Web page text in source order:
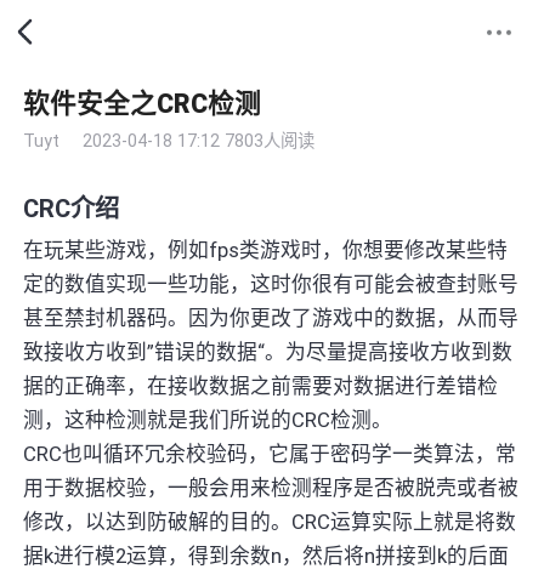
软件安全之CRC检测
Tuyt 2023-04-18 17:12 7803人阅读
CRC介绍
在玩某些游戏，例如fps类游戏时，你想要修改某些特
定的数值实现一些功能，这时你很有可能会被查封账号
甚至禁封机器码。因为你更改了游戏中的数据，从而导
致接收方收到”错误的数据“。为尽量提高接收方收到数
据的正确率，在接收数据之前需要对数据进行差错检
测，这种检测就是我们所说的CRC检测。
CRC也叫循环冗余校验码，它属于密码学一类算法，常
用于数据校验，一般会用来检测程序是否被脱壳或者被
修改，以达到防破解的目的。CRC运算实际上就是将数
据k进行模2运算，得到余数n，然后将n拼接到k的后面